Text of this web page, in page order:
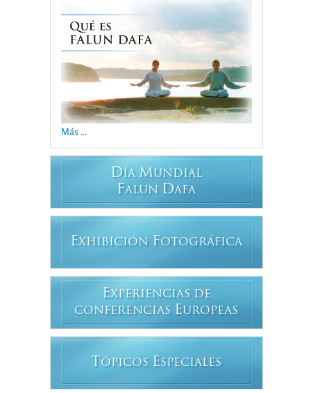
Más ...
DÍA MUNDIAL
FALUN DAFA
EXHIBICIÓN FOTOGRÁFICA
EXPERIENCIAS DE
CONFERENCIAS EUROPEAS
T ÓPICOS ESPECIALES